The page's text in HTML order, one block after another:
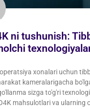
ni tushunish:
operatsiya xonalari uchun
kameralarigacha
sizga to'g'ri
mahsulotlari va ularning